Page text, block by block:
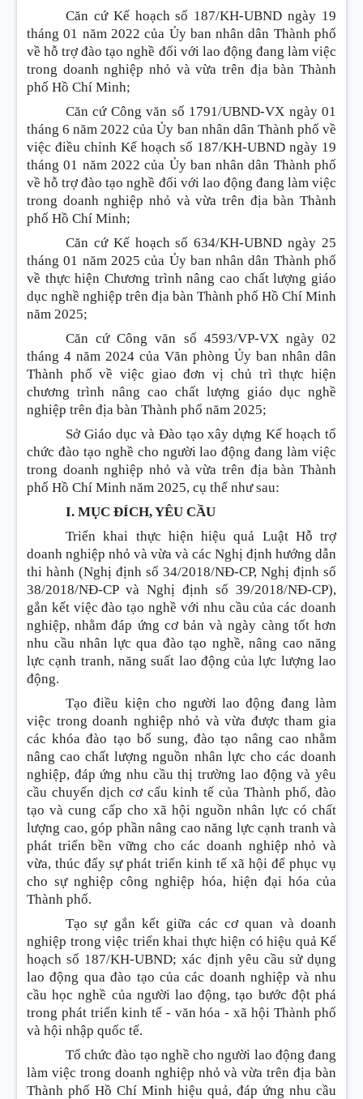
Căn cứ Kế hoạch số 187/KH-UBND ngày 19
tháng 01 năm 2022 của Ủy ban nhân dân Thành phố
về hỗ trợ đào tạo nghề đối với lao động đang làm việc
trong doanh nghiệp nhỏ và vừa trên địa bàn Thành
phố Hồ Chí Minh;
Căn cứ Công văn số 1791/UBND-VX ngày 01
tháng 6 năm 2022 của Ủy ban nhân dân Thành phố về
việc điều chỉnh Kế hoạch số 187/KH-UBND ngày 19
tháng 01 năm 2022 của Ủy ban nhân dân Thành phố
về hỗ trợ đào tạo nghề đối với lao động đang làm việc
trong doanh nghiệp nhỏ và vừa trên địa bàn Thành
phố Hồ Chí Minh;
Căn cứ Kế hoạch số 634/KH-UBND ngày 25
tháng 01 năm 2025 của Ủy ban nhân dân Thành phố
về thực hiện Chương trình nâng cao chất lượng giáo
dục nghề nghiệp trên địa bàn Thành phố Hồ Chí Minh
năm 2025;
Căn cứ Công văn số 4593/VP-VX ngày 02
tháng 4 năm 2024 của Văn phòng Ủy ban nhân dân
Thành phố về việc giao đơn vị chủ trì thực hiện
chương trình nâng cao chất lượng giáo dục nghề
nghiệp trên địa bàn Thành phố năm 2025;
Sở Giáo dục và Đào tạo xây dựng Kế hoạch tổ
chức đào tạo nghề cho người lao động đang làm việc
trong doanh nghiệp nhỏ và vừa trên địa bàn Thành
phố Hồ Chí Minh năm 2025, cụ thể như sau:
I. MỤC ĐÍCH, YÊU CẦU
Triển khai thực hiện hiệu quả Luật Hỗ trợ
doanh nghiệp nhỏ và vừa và các Nghị định hướng dẫn
thi hành (Nghị định số 34/2018/NĐ-CP, Nghị định số
38/2018/NĐ-CP và Nghị định số 39/2018/NĐ-CP),
gắn kết việc đào tạo nghề với nhu cầu của các doanh
nghiệp, nhằm đáp ứng cơ bản và ngày càng tốt hơn
nhu cầu nhân lực qua đào tạo nghề, nâng cao năng
lực cạnh tranh, năng suất lao động của lực lượng lao
động.
Tạo điều kiện cho người lao động đang làm
việc trong doanh nghiệp nhỏ và vừa được tham gia
các khóa đào tạo bổ sung, đào tạo nâng cao nhằm
nâng cao chất lượng nguồn nhân lực cho các doanh
nghiệp, đáp ứng nhu cầu thị trường lao động và yêu
cầu chuyển dịch cơ cấu kinh tế của Thành phố, đào
tạo và cung cấp cho xã hội nguồn nhân lực có chất
lượng cao, góp phần nâng cao năng lực cạnh tranh và
phát triển bền vững cho các doanh nghiệp nhỏ và
vừa, thúc đẩy sự phát triển kinh tế xã hội để phục vụ
cho sự nghiệp công nghiệp hóa, hiện đại hóa của
Thành phố.
Tạo sự gắn kết giữa các cơ quan và doanh
nghiệp trong việc triển khai thực hiện có hiệu quả Kế
hoạch số 187/KH-UBND; xác định yêu cầu sử dụng
lao động qua đào tạo của các doanh nghiệp và nhu
cầu học nghề của người lao động, tạo bước đột phá
trong phát triển kinh tế - văn hóa - xã hội Thành phố
và hội nhập quốc tế.
Tổ chức đào tạo nghề cho người lao động đang
làm việc trong doanh nghiệp nhỏ và vừa trên địa bàn
Thành phố Hồ Chí Minh hiệu quả, đáp ứng nhu cầu